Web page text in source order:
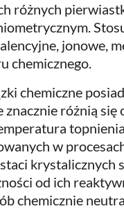
różnych
jonowe,
chemicznego.
chemiczne
znacznie różnią się
w
krystalicznych
od ich
chemicznie